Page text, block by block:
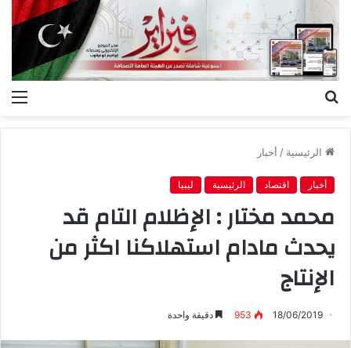
الرئيسية / أخبار
أخبار اقتصاد الرئيسية ليبيا
محمد مختار : الإظلام التام قد
يحدث مادام استهلاكنا اكثر من
الإنتاج
18/06/2019
953 دقيقة واحدة